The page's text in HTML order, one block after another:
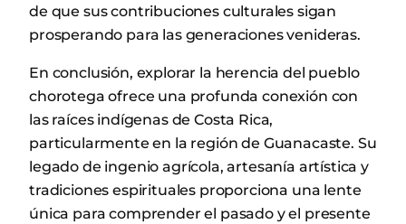
de que sus contribuciones culturales sigan
prosperando para las generaciones venideras.
En conclusión, explorar la herencia del pueblo
chorotega ofrece una profunda conexión con
las raíces indígenas de Costa Rica,
particularmente en la región de Guanacaste. Su
legado de ingenio agrícola, artesanía artística y
tradiciones espirituales proporciona una lente
única para comprender el pasado y el presente